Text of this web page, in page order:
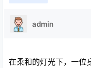
admin
在柔和的灯光下，一位